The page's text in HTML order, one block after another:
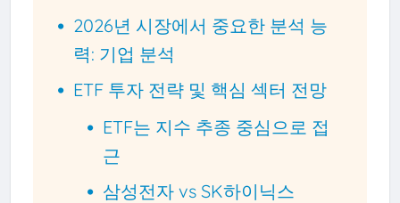
2026년 시장에서 중요한 분석 능
력: 기업 분석
ETF 투자 전략 및 핵심 섹터 전망
ETF는 지수 추종 중심으로 접
근
삼성전자 vs SK하이닉스